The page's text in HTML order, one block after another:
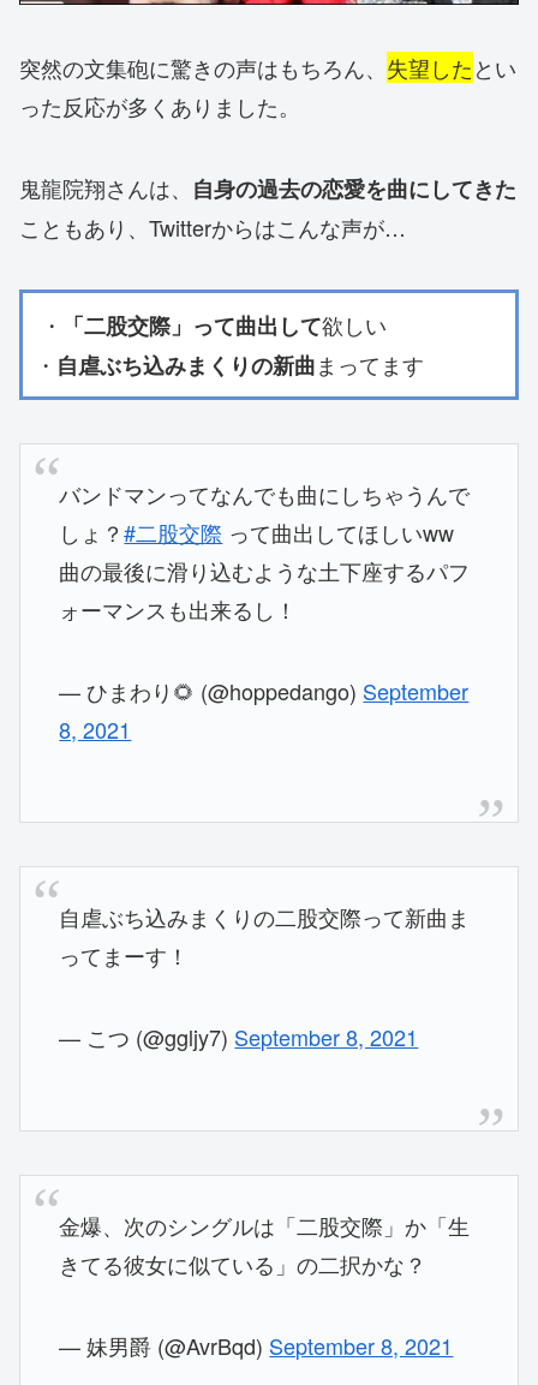
突然の文集砲に驚きの声はもちろん、 失望したとい
った反応が多くありました。
鬼龍院翔さんは、 自身の過去の恋愛を曲にしてきた
こともあり、Twitterからはこんな声が…
・ 「二股交際」って曲出して欲しい
・ 自虐ぶち込みまくりの新曲まってます
バンドマンってなんでも曲にしちゃうんで
しょ？#二股交際 って曲出してほしいww
曲の最後に滑り込むような土下座するパフ
ォーマンスも出来るし！
— ひまわり🌻 (@hoppedango) September
8, 2021
自虐ぶち込みまくりの二股交際って新曲ま
ってまーす！
— こつ (@ggljy7) September 8, 2021
金爆、次のシングルは「二股交際」か「生
きてる彼女に似ている」の二択かな？
— 妹男爵 (@AvrBqd) September 8, 2021